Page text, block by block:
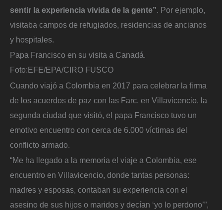
sentir la experiencia vivida de la gente” . Por ejemplo,
visitaba campos de refugiados, residencias de ancianos
y hospitales.
Papa Francisco en su visita a Canadá.
Foto:EFE/EPA/CIRO FUSCO
Cuando viajó a Colombia en 2017 para celebrar la firma
de los acuerdos de paz con las Farc, en Villavicencio, la
segunda ciudad que visitó, el papa Francisco tuvo un
emotivo encuentro con cerca de 6.000 víctimas del
conflicto armado.
“Me ha llegado a la memoria el viaje a Colombia, ese
encuentro en Villavicencio, donde tantas personas:
madres y esposas, contaban su experiencia con el
asesino de sus hijos o maridos y decían ‘yo lo perdono’”,